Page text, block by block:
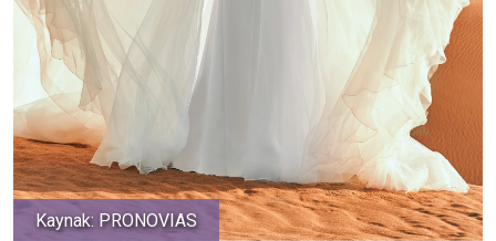
Kaynak: PRONOVIAS